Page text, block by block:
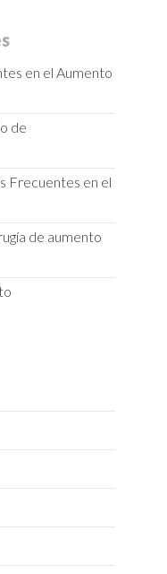
en el Aumento
de
Frecuentes en el
de aumento